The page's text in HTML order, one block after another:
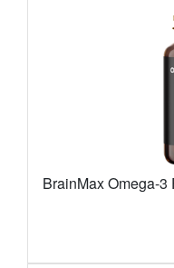
BrainMax Omega-